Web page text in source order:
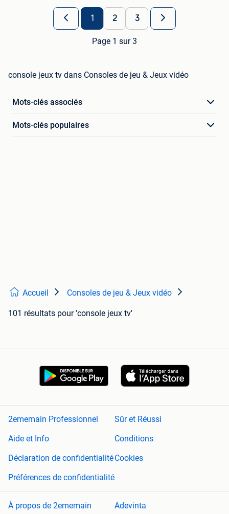
1 2 3
Page 1 sur 3
console jeux tv dans Consoles de jeu & Jeux vidéo
Mots-clés associés
Mots-clés populaires
Accueil Consoles de jeu & Jeux vidéo
101 résultats pour 'console jeux tv'
2ememain Professionnel
Sûr et Réussi
Aide et Info
Conditions
Déclaration de confidentialitéCookies
Préférences de confidentialité
À propos de 2ememain Adevinta